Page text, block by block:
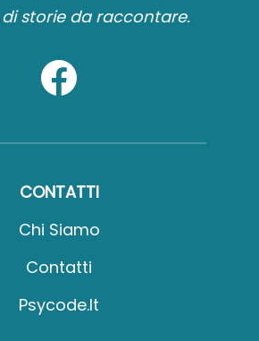
storie da raccontare.
CONTATTI
Chi Siamo
Contatti
Psycode.it